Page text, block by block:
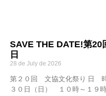
SAVE THE DATE!第20
日
28 de July de 2026
第２０回 文協文化祭り 日
３０日（日） １０時～１９